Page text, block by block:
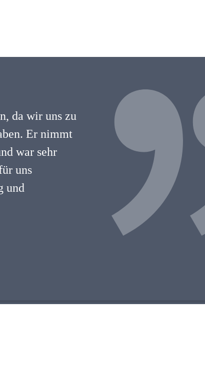
da wir uns zu
Er nimmt
war sehr
uns
und